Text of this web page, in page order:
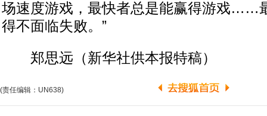
场速度游戏，最快者总是能赢得游戏……
得不面临失败。”
郑思远（新华社供本报特稿）
(责任编辑：UN638)